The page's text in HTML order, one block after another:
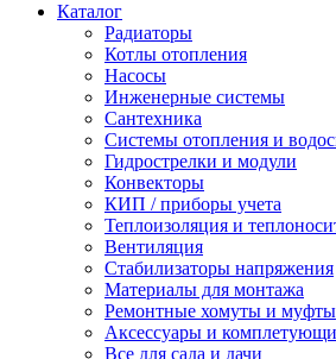
Каталог
Радиаторы
Котлы отопления
Насосы
Инженерные системы
Сантехника
Системы отопления и
Гидрострелки и модули
Конвекторы
КИП / приборы учета
Теплоизоляция и
Вентиляция
Стабилизаторы напряжения
Материалы для монтажа
Ремонтные хомуты и муфты
Аксессуары и
Все для сада и дачи